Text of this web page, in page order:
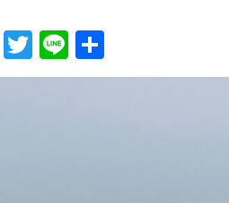
Facebook
Twitter
Line
有